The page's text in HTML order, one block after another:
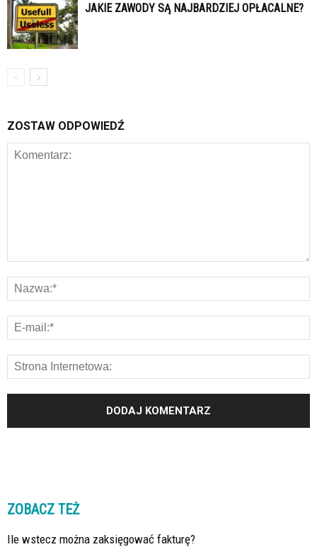
JAKIE ZAWODY SĄ NAJBARDZIEJ OPŁACALNE?
ZOSTAW ODPOWIEDŹ
ZOBACZ TEŻ
Ile wstecz można zaksięgować fakturę?